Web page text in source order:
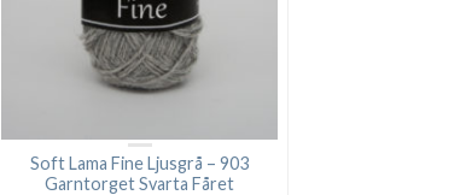
Soft Lama Fine Ljusgrå – 903
Garntorget Svarta Fåret